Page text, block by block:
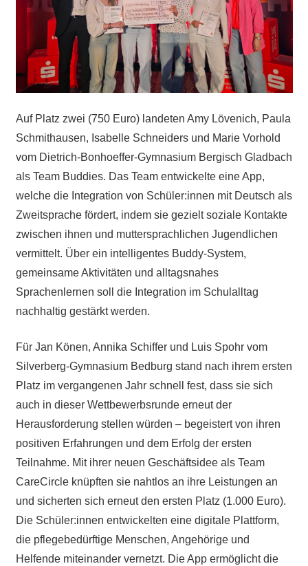
Auf Platz zwei (750 Euro) landeten Amy Lövenich, Paula
Schmithausen, Isabelle Schneiders und Marie Vorhold
vom Dietrich-Bonhoeffer-Gymnasium Bergisch Gladbach
als Team Buddies. Das Team entwickelte eine App,
welche die Integration von Schüler:innen mit Deutsch als
Zweitsprache fördert, indem sie gezielt soziale Kontakte
zwischen ihnen und muttersprachlichen Jugendlichen
vermittelt. Über ein intelligentes Buddy-System,
gemeinsame Aktivitäten und alltagsnahes
Sprachenlernen soll die Integration im Schulalltag
nachhaltig gestärkt werden.
Für Jan Könen, Annika Schiffer und Luis Spohr vom
Silverberg-Gymnasium Bedburg stand nach ihrem ersten
Platz im vergangenen Jahr schnell fest, dass sie sich
auch in dieser Wettbewerbsrunde erneut der
Herausforderung stellen würden – begeistert von ihren
positiven Erfahrungen und dem Erfolg der ersten
Teilnahme. Mit ihrer neuen Geschäftsidee als Team
CareCircle knüpften sie nahtlos an ihre Leistungen an
und sicherten sich erneut den ersten Platz (1.000 Euro).
Die Schüler:innen entwickelten eine digitale Plattform,
die pflegebedürftige Menschen, Angehörige und
Helfende miteinander vernetzt. Die App ermöglicht die